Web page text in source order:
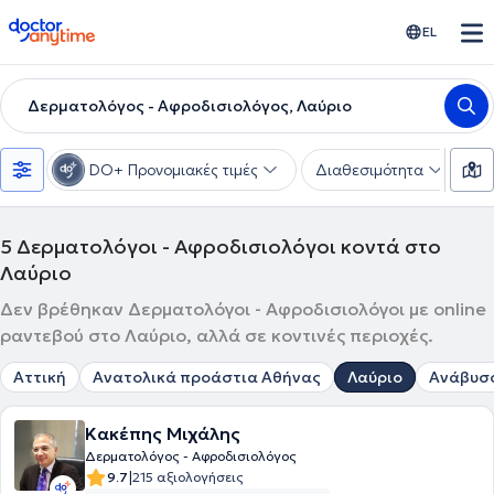
doctoranytime EL
Δερματολόγος - Αφροδισιολόγος, Λαύριο
DO+ Προνομιακές τιμές Διαθεσιμότητα
5 Δερματολόγοι - Αφροδισιολόγοι κοντά στο
Λαύριο
Δεν βρέθηκαν Δερματολόγοι - Αφροδισιολόγοι με online
ραντεβού στο Λαύριο, αλλά σε κοντινές περιοχές.
Αττική Ανατολικά προάστια Αθήνας Λαύριο
Κακέπης Μιχάλης
Δερματολόγος - Αφροδισιολόγος
9.7|215 αξιολογήσεις